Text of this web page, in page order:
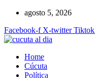
contenido
agosto 5, 2026
Facebook-f X-twitter Tiktok
Home
Cúcuta
Política